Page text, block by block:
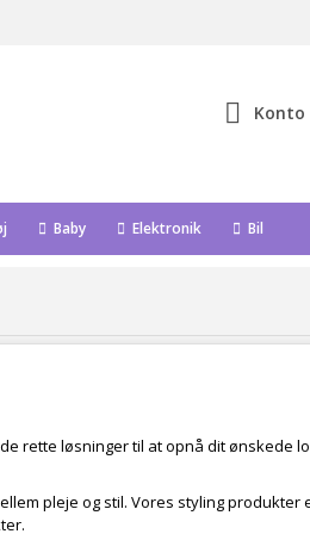
Konto
Baby Elektronik Bil
rette løsninger til at opnå dit ønskede
pleje og stil. Vores styling produkter